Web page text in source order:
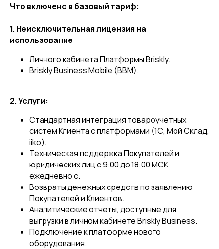
Что включено в базовый тариф:
1. Неисключительная лицензия на
использование
Личного кабинета Платформы Briskly.
Briskly Business Mobile (BBM).
2. Услуги:
Стандартная интеграция товароучетных
систем Клиента с платформами (1С, Мой Склад,
iiko).
Техническая поддержка Покупателей и
юридических лиц с 9:00 до 18:00 МСК
ежедневно с.
Возвраты денежных средств по заявлению
Покупателей и Клиентов.
Аналитические отчеты, доступные для
выгрузки в личном кабинете Briskly Business.
Подключение к платформе нового
оборудования.